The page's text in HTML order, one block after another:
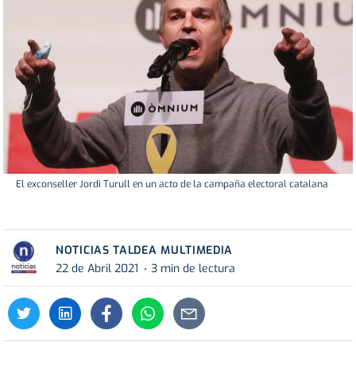
El exconseller Jordi Turull en un acto de la campaña electoral catalana
NOTICIAS TALDEA MULTIMEDIA
22 de Abril 2021
3 min de lectura